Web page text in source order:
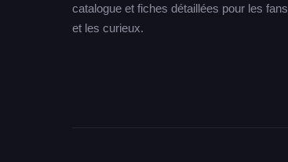
catalogue et fiches détaillées pour les fans
et les curieux.